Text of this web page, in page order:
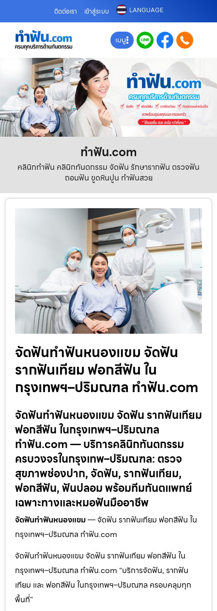
ติดต่อเรา เข้าสู่ระบบ LANGUAGE
เมนู
ทําฟัน.com
คลินิกทำฟัน คลินิกทันตกรรม จัดฟัน รักษารากฟัน ตรวจฟัน
ถอนฟัน ขูดหินปูน ทำฟันสวย
จัดฟันทำฟันหนองแขม จัดฟัน
รากฟันเทียม ฟอกสีฟัน ใน
กรุงเทพฯ–ปริมณฑล ทำฟัน.com
จัดฟันทำฟันหนองแขม จัดฟัน รากฟันเทียม
ฟอกสีฟัน ในกรุงเทพฯ–ปริมณฑล
ทำฟัน.com — บริการคลินิกทันตกรรม
ครบวงจรในกรุงเทพ–ปริมณฑล: ตรวจ
สุขภาพช่องปาก, จัดฟัน, รากฟันเทียม,
ฟอกสีฟัน, ฟันปลอม พร้อมทีมทันตแพทย์
เฉพาะทางและหมอฟันมืออาชีพ
จัดฟันทำฟันหนองแขม— จัดฟัน รากฟันเทียม ฟอกสีฟัน ใน
กรุงเทพฯ–ปริมณฑล ทำฟัน.com
จัดฟันทำฟันหนองแขม จัดฟัน รากฟันเทียม ฟอกสีฟัน ใน
กรุงเทพฯ–ปริมณฑล ทำฟัน.com “บริการจัดฟัน, รากฟัน
เทียม และ ฟอกสีฟัน ในกรุงเทพฯ–ปริมณฑล ครอบคลุมทุก
พื้นที่”